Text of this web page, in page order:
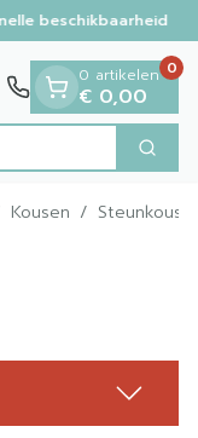
beschikbaarheid
Zoek
0 artikelen
€ 0,00
0
Kousen /